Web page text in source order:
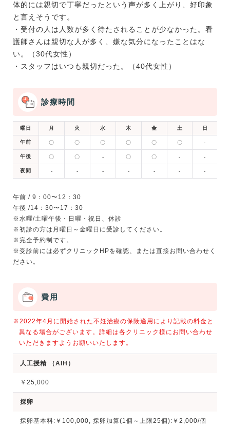
体的には親切で丁寧だったという声が多く上がり、好印象
と言えそうです。
・受付の人は人数が多く待たされることが少なかった。看
護師さんは親切な人が多く、嫌な気分になったことはな
い。（30代女性）
・スタッフはいつも親切だった。（40代女性）
診療時間
曜日 月 火 水 木 金 土 日
午前 〇 〇 〇 〇 〇 〇 -
午後 〇 〇 - 〇 〇 - -
夜間 - - - - - - -
午前 / 9：00〜12：30
午後 /14：30〜17：30
※水曜/土曜午後・日曜・祝日、休診
※初診の方は月曜日～金曜日に受診してください。
※完全予約制です。
※受診前には必ずクリニックHPを確認、または直接お問い合わせく
費用
※2022年4月に開始された不妊治療の保険適用により記載の料金と
異なる場合がございます。詳細は各クリニック様にお問い合わせ
いただきますようお願いいたします。
人工授精 （AIH）
￥25,000
採卵
採卵基本料:￥100,000, 採卵加算(1個～上限25個):￥2,000/個